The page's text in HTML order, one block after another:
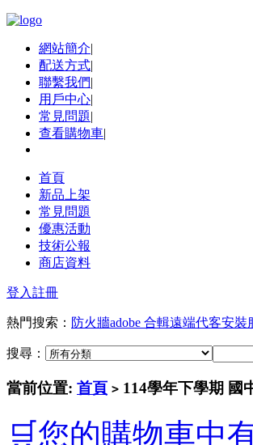
網站簡介|
配送方式|
聯繫我們|
用戶中心|
常見問題|
查看購物車|
首頁
新品上架
常見問題
優惠活動
技術公報
商店資料
登入註冊
熱門搜索： 防火牆adobe 合輯遠端代客安裝
搜尋：
當前位置: 首頁 > 114學年下學期 國
🛒您的購物車中